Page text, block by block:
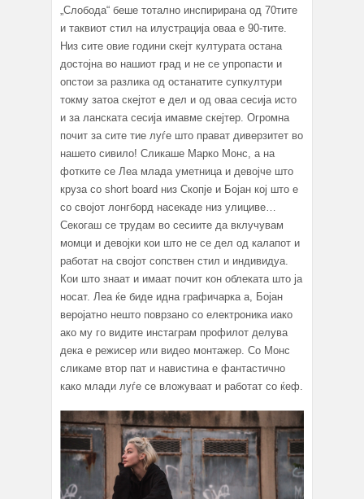
„Слобода“ беше тотално инспирирана од 70тите
и таквиот стил на илустрација оваа е 90-тите.
Низ сите овие години скејт културата остана
достојна во нашиот град и не се упропасти и
опстои за разлика од останатите супкултури
токму затоа скејтот е дел и од оваа сесија исто
и за ланската сесија имавме скејтер. Огромна
почит за сите тие луѓе што прават диверзитет во
нашето сивило! Сликаше Марко Монс, а на
фотките се Леа млада уметница и девојче што
круза со short board низ Скопје и Бојан кој што е
со својот лонгборд насекаде низ улициве…
Секогаш се трудам во сесиите да вклучувам
момци и девојки кои што не се дел од калапот и
работат на својот сопствен стил и индивидуа.
Кои што знаат и имаат почит кон облеката што ја
носат. Леа ќе биде идна графичарка а, Бојан
веројатно нешто поврзано со електроника иако
ако му го видите инстаграм профилот делува
дека е режисер или видео монтажер. Со Монс
сликаме втор пат и навистина е фантастично
како млади луѓе се вложуваат и работат со ќеф.